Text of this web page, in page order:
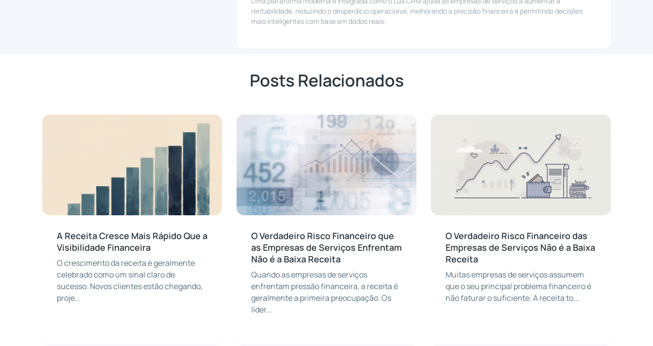
rentabilidade, reduzindo o desperdício operacional, melhorando a precisão financeira e permitindo decisões
mais inteligentes com base em dados reais.
Posts Relacionados
A Receita Cresce Mais Rápido Que a
Visibilidade Financeira
O crescimento da receita é geralmente
celebrado como um sinal claro de
sucesso. Novos clientes estão chegando,
proje...
O Verdadeiro Risco Financeiro que
as Empresas de Serviços Enfrentam
Não é a Baixa Receita
Quando as empresas de serviços
enfrentam pressão financeira, a receita é
geralmente a primeira preocupação. Os
líder...
O Verdadeiro Risco Financeiro das
Empresas de Serviços Não é a Baixa
Receita
Muitas empresas de serviços assumem
que o seu principal problema financeiro é
não faturar o suficiente. A receita to...